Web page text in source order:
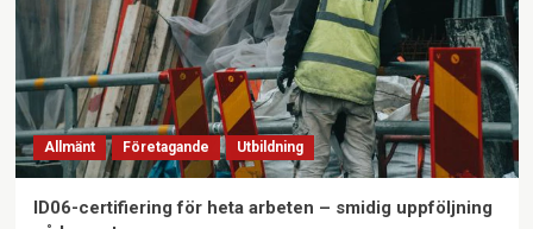
Allmänt Företagande Utbildning
ID06-certifiering för heta arbeten – smidig uppföljning